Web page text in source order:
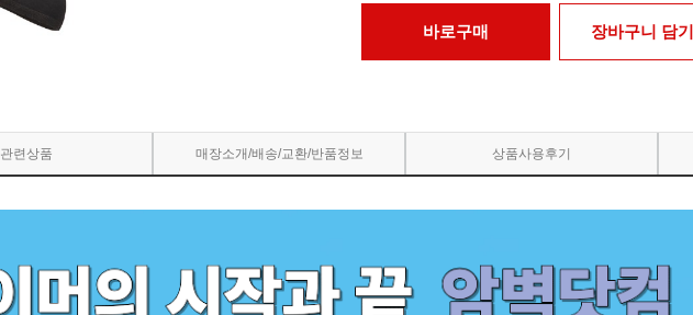
바로구매 장바구니 담기
관련상품 매장소개/배송/교환/반품정보 상품사용후기